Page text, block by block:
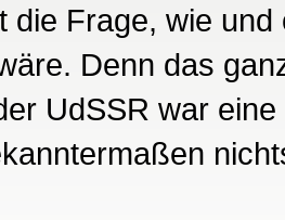
die Frage, wie
Denn das
UdSSR war